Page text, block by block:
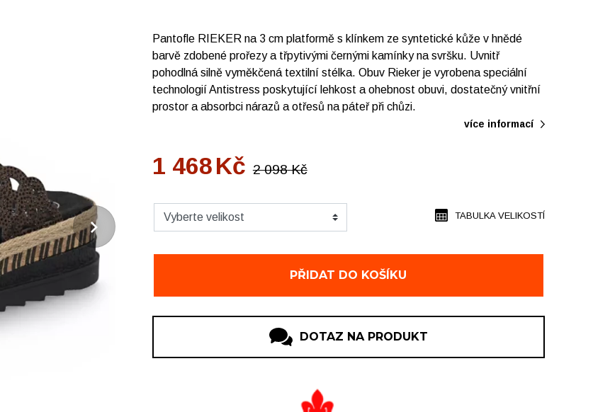
Pantofle RIEKER na 3 cm platformě s klínkem ze syntetické kůže v hnědé
barvě zdobené prořezy a třpytivými černými kamínky na svršku. Uvnitř
pohodlná silně vyměkčená textilní stélka. Obuv Rieker je vyrobena speciální
technologií Antistress poskytující lehkost a ohebnost obuvi, dostatečný vnitřní
prostor a absorbci nárazů a otřesů na páteř při chůzi.
více informací
1 468Kč 2 098 Kč
PŘIDAT DO KOŠÍKU
TABULKA VELIKOSTÍ
DOTAZ NA PRODUKT